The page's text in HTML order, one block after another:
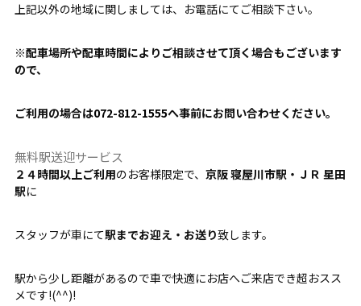
上記以外の地域に関しましては、お電話にてご相談下さい。
※配車場所や配車時間によりご相談させて頂く場合もございます
ので、
ご利用の場合は072-812-1555へ事前にお問い合わせください。
無料駅送迎サービス
２４時間以上ご利用のお客様限定で、 京阪 寝屋川市駅・ＪＲ 星田
駅に
スタッフが車にて駅までお迎え・お送り致します。
駅から少し距離があるので車で快適にお店へご来店でき超おスス
メです!(^^)!